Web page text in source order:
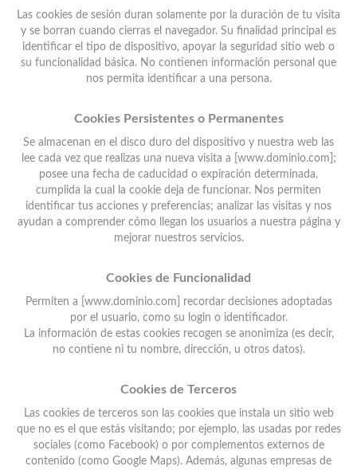
Las cookies de sesión duran solamente por la duración de tu visita
y se borran cuando cierras el navegador. Su finalidad principal es
identificar el tipo de dispositivo, apoyar la seguridad sitio web o
su funcionalidad básica. No contienen información personal que
nos permita identificar a una persona.
Cookies Persistentes o Permanentes
Se almacenan en el disco duro del dispositivo y nuestra web las
lee cada vez que realizas una nueva visita a [www.dominio.com];
posee una fecha de caducidad o expiración determinada,
cumplida la cual la cookie deja de funcionar. Nos permiten
identificar tus acciones y preferencias; analizar las visitas y nos
ayudan a comprender cómo llegan los usuarios a nuestra página y
mejorar nuestros servicios.
Cookies de Funcionalidad
Permiten a [www.dominio.com] recordar decisiones adoptadas
por el usuario, como su login o identificador.
La información de estas cookies recogen se anonimiza (es decir,
no contiene ni tu nombre, dirección, u otros datos).
Cookies de Terceros
Las cookies de terceros son las cookies que instala un sitio web
que no es el que estás visitando; por ejemplo, las usadas por redes
sociales (como Facebook) o por complementos externos de
contenido (como Google Maps). Además, algunas empresas de